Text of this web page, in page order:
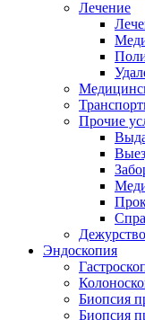
Лечение
Прочие
Эндоскопия
Биопсия
Биопсия